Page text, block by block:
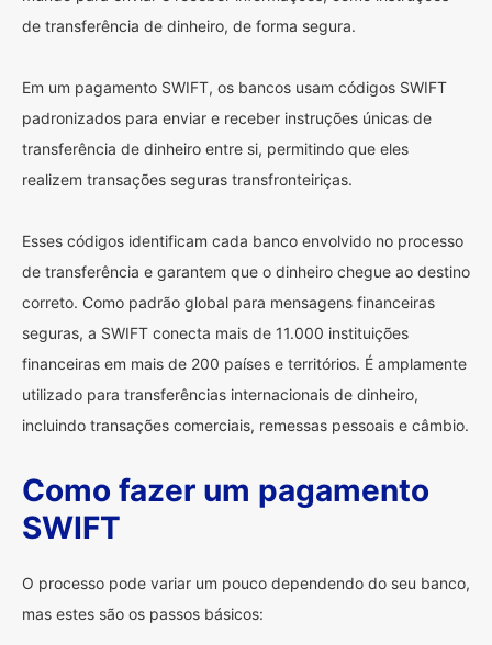
de transferência de dinheiro, de forma segura.
Em um pagamento SWIFT, os bancos usam códigos SWIFT
padronizados para enviar e receber instruções únicas de
transferência de dinheiro entre si, permitindo que eles
realizem transações seguras transfronteiriças.
Esses códigos identificam cada banco envolvido no processo
de transferência e garantem que o dinheiro chegue ao destino
correto. Como padrão global para mensagens financeiras
seguras, a SWIFT conecta mais de 11.000 instituições
financeiras em mais de 200 países e territórios. É amplamente
utilizado para transferências internacionais de dinheiro,
incluindo transações comerciais, remessas pessoais e câmbio.
Como fazer um pagamento
SWIFT
O processo pode variar um pouco dependendo do seu banco,
mas estes são os passos básicos: